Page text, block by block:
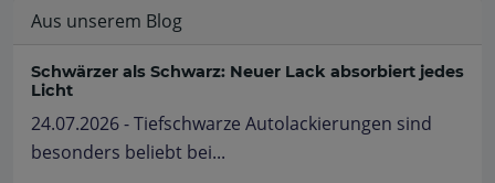
Aus unserem Blog
Schwärzer als Schwarz: Neuer Lack absorbiert jedes
Licht
24.07.2026 - Tiefschwarze Autolackierungen sind
besonders beliebt bei...